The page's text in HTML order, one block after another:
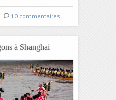
10 commentaires
à Shanghai